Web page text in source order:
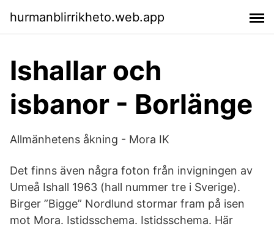
hurmanblirrikheto.web.app
Ishallar och
isbanor - Borlänge
Allmänhetens åkning - Mora IK
Det finns även några foton från invigningen av
Umeå Ishall 1963 (hall nummer tre i Sverige).
Birger ”Bigge” Nordlund stormar fram på isen
mot Mora. Istidsschema. Istidsschema. Här